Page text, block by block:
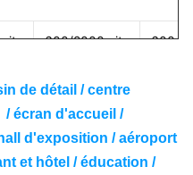
600/2000 nits 600/
420W/m²
147W/m² 100W/
de détail / centre
écran d'accueil /
d'exposition / aéroport
et hôtel / éducation /